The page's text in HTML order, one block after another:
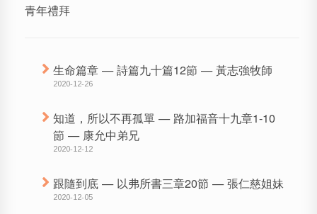
青年禮拜
生命篇章 — 詩篇九十篇12節 — 黃志強牧師
2020-12-26
知道，所以不再孤單 — 路加福音十九章1-10
節 — 康允中弟兄
2020-12-12
跟隨到底 — 以弗所書三章20節 — 張仁慈姐妹
2020-12-05